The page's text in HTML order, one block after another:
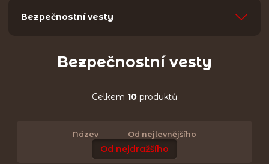
Bezpečnostní vesty
Bezpečnostní vesty
Celkem 10 produktů
Název Od nejlevnějšího
Od nejdražšího